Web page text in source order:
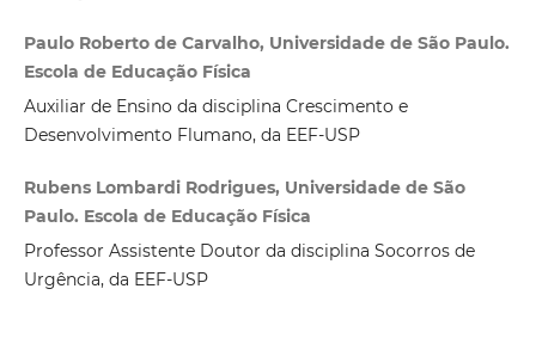
Paulo Roberto de Carvalho, Universidade de São Paulo.
Escola de Educação Física
Auxiliar de Ensino da disciplina Crescimento e
Desenvolvimento Flumano, da EEF-USP
Rubens Lombardi Rodrigues, Universidade de São
Paulo. Escola de Educação Física
Professor Assistente Doutor da disciplina Socorros de
Urgência, da EEF-USP